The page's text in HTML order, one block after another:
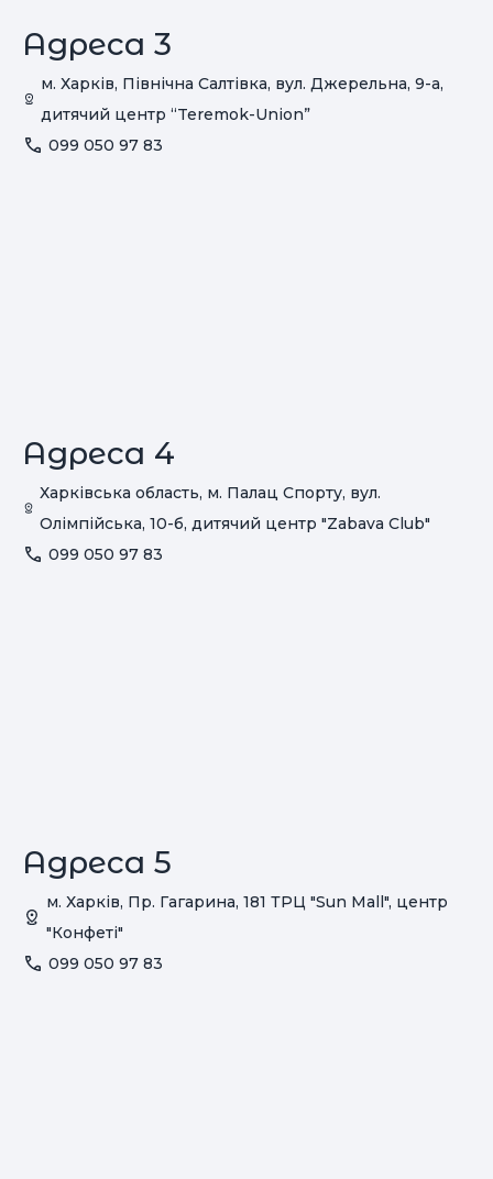
Адреса 3
м. Харків, Північна Салтівка, вул. Джерельна, 9-а,
дитячий центр “Teremok-Union”
099 050 97 83
Адреса 4
Харківська область, м. Палац Спорту, вул.
Олімпійська, 10-б, дитячий центр "Zabava Club"
099 050 97 83
Адреса 5
м. Харків, Пр. Гагарина, 181 ТРЦ "Sun Mall", центр
"Конфеті"
099 050 97 83